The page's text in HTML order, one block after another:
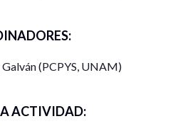
(PCPYS, UNAM)
ACTIVIDAD: